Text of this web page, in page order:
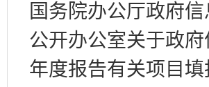
国务院办公厅政府
公开办公室关于政
年度报告有关项目填